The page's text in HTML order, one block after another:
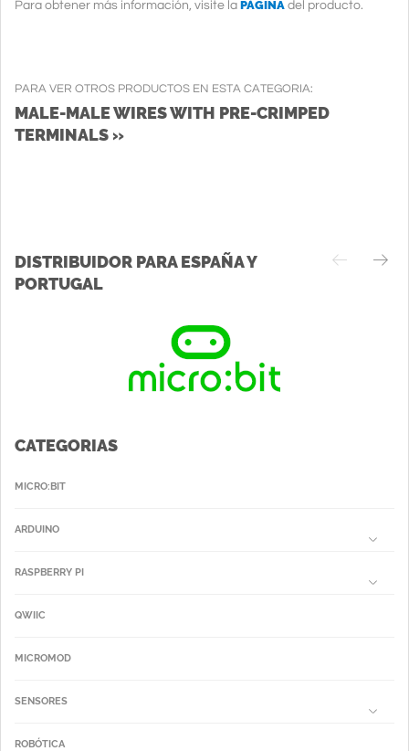
Para obtener más información, visite la PÁGINA del producto.
PARA VER OTROS PRODUCTOS EN ESTA CATEGORIA:
MALE-MALE WIRES WITH PRE-CRIMPED
TERMINALS »
DISTRIBUIDOR PARA ESPAÑA Y
PORTUGAL
CATEGORIAS
MICRO:BIT
ARDUINO
RASPBERRY PI
QWIIC
MICROMOD
SENSORES
ROBÓTICA